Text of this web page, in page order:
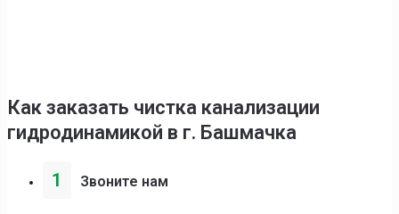
Как заказать чистка канализации
гидродинамикой в г. Башмачка
1 Звоните нам